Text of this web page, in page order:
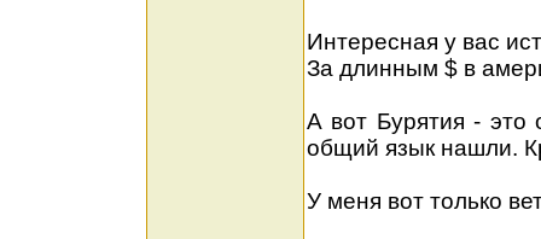
Интересная у вас
За длинным $ в
А вот Бурятия - это
общий язык нашли.
У меня вот только